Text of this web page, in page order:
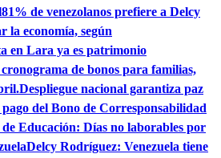
81% de venezolanos prefiere a Delcy
la economía, según
en Lara ya es patrimonio
de bonos para familias,
Despliegue nacional garantiza paz
del Bono de Corresponsabilidad
Educación: Días no laborables por
Delcy Rodríguez: Venezuela tiene